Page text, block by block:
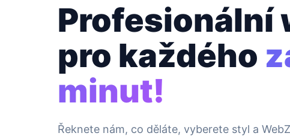
Profesionální
pro každého
minut!
Řeknete nám, co děláte, vyberete styl a